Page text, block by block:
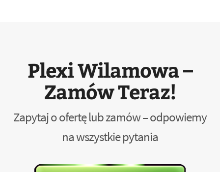
Plexi Wilamowa –
Zamów Teraz!
Zapytaj o ofertę lub zamów – odpowiemy
na wszystkie pytania